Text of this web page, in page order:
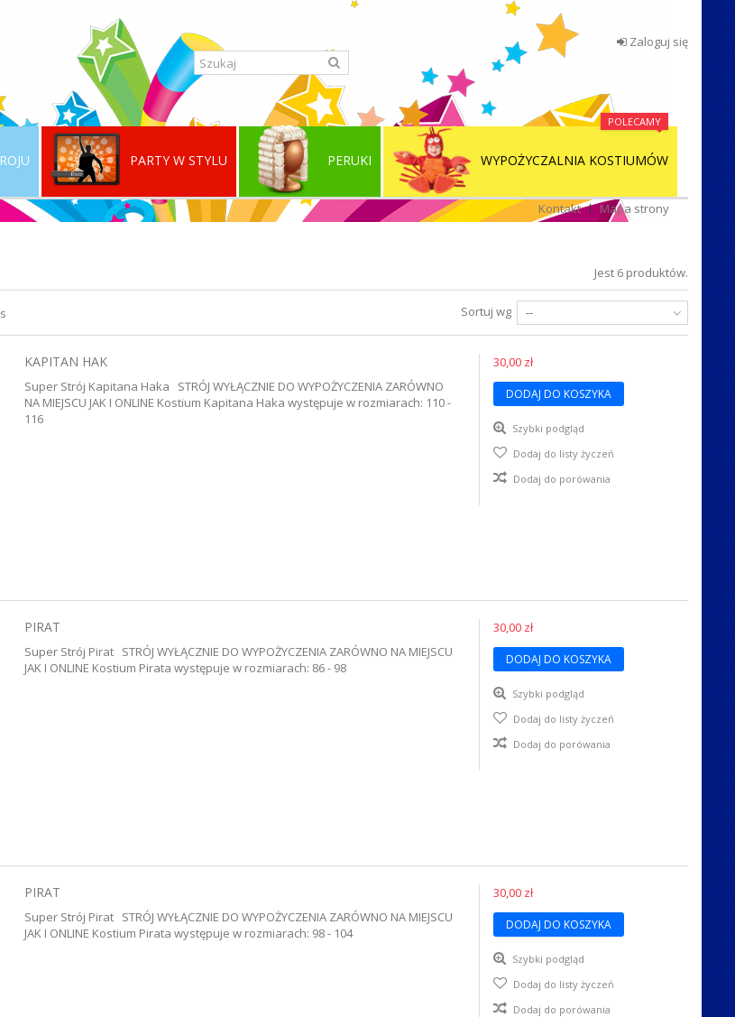
Zaloguj się
PARTY W STYLU PERUKI
POLECAMY
WYPOŻYCZALNIA KOSTIUMÓW
Kontakt Mapa strony
Jest 6 produktów.
Sortuj wg --
KAPITAN HAK
Super Strój Kapitana Haka STRÓJ WYŁĄCZNIE DO WYPOŻYCZENIA ZARÓWNO
NA MIEJSCU JAK I ONLINE Kostium Kapitana Haka występuje w rozmiarach: 110 -
116
30,00 zł
DODAJ DO KOSZYKA
Szybki podgląd
Dodaj do listy życzeń
Dodaj do porówania
PIRAT
Super Strój Pirat STRÓJ WYŁĄCZNIE DO WYPOŻYCZENIA ZARÓWNO NA MIEJSCU
JAK I ONLINE Kostium Pirata występuje w rozmiarach: 86 - 98
30,00 zł
DODAJ DO KOSZYKA
Szybki podgląd
Dodaj do listy życzeń
Dodaj do porówania
PIRAT
Super Strój Pirat STRÓJ WYŁĄCZNIE DO WYPOŻYCZENIA ZARÓWNO NA MIEJSCU
JAK I ONLINE Kostium Pirata występuje w rozmiarach: 98 - 104
30,00 zł
DODAJ DO KOSZYKA
Szybki podgląd
Dodaj do listy życzeń
Dodaj do porówania